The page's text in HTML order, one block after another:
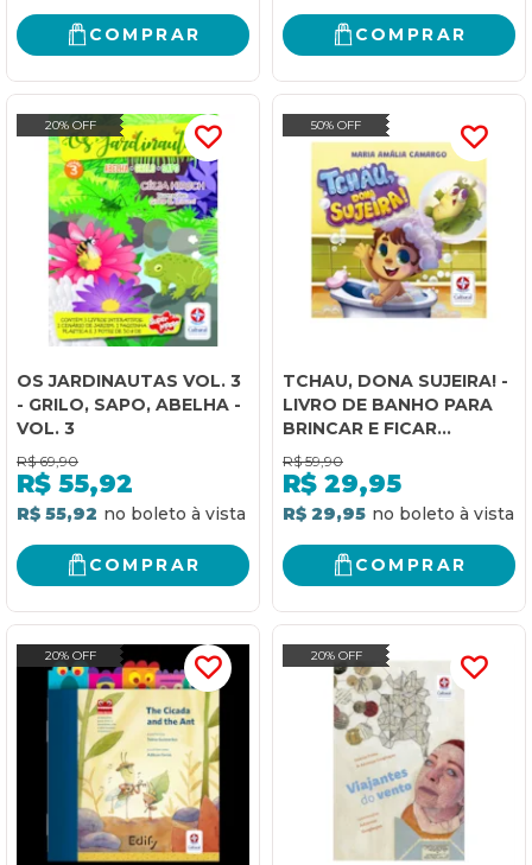
COMPRAR COMPRAR
20% OFF
OS JARDINAUTAS VOL. 3
- GRILO, SAPO, ABELHA -
VOL. 3
R$ 69,90
R$ 55,92
R$ 55,92
COMPRAR
50% OFF
TCHAU, DONA SUJEIRA! -
LIVRO DE BANHO PARA
BRINCAR E FICAR
LIMPINHO
R$ 59,90
R$ 29,95
R$ 29,95
COMPRAR
20% OFF 20% OFF